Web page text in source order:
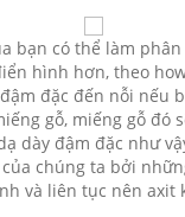
bạn có thể làm
hình hơn, theo
đặc đến nỗi nếu
gỗ, miếng gỗ đó
dày đậm đặc như
chúng ta bởi
và liên tục nên axit